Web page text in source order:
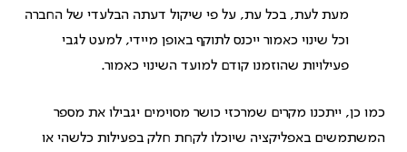
מעת לעת, בכל עת, על פי שיקול דעתה הבלעדי של החברה
וכל שינוי כאמור ייכנס לתוקף באופן מיידי, למעט לגבי
פעילויות שהוזמנו קודם למועד השינוי כאמור.
כמו כן, ייתכנו מקרים שמרכזי כושר מסוימים יגבילו את מספר
המשתמשים באפליקציה שיוכלו לקחת חלק בפעילות כלשהי או